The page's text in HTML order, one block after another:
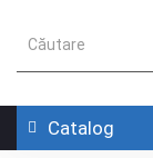
Catalog